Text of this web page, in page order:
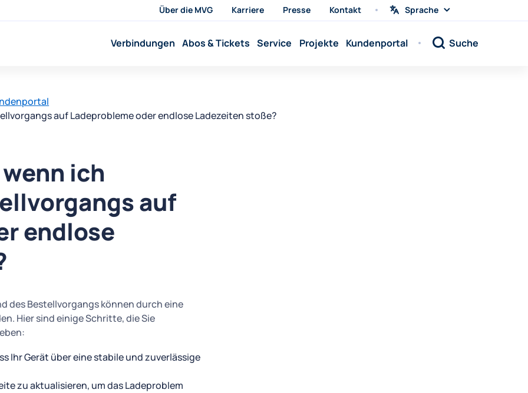
Über die MVG Karriere Presse Kontakt
Sprache
Sprache
Verbindungen Abos & Tickets Service Projekte Kundenportal Suche
auf Ladeprobleme oder endlose Ladezeiten stoße?
ich
auf
endlose
des Bestellvorgangs können durch eine
Hier sind einige Schritte, die Sie
Ihr Gerät über eine stabile und zuverlässige
zu aktualisieren, um das Ladeproblem